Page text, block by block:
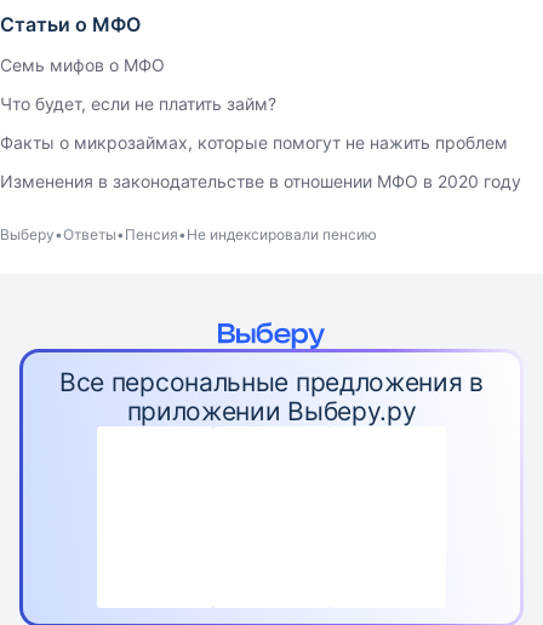
Статьи о МФО
Семь мифов о МФО
Что будет, если не платить займ?
Факты о микрозаймах, которые помогут не нажить проблем
Изменения в законодательстве в отношении МФО в 2020 году
Выберу Ответы Пенсия Не индексировали пенсию
Все персональные предложения в
приложении Выберу.ру